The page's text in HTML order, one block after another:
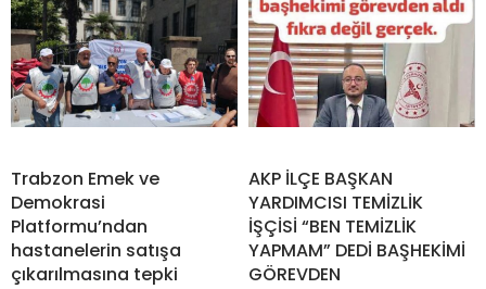
Trabzon Emek ve
Demokrasi
Platformu’ndan
hastanelerin satışa
çıkarılmasına tepki
AKP İLÇE BAŞKAN
YARDIMCISI TEMİZLİK
İŞÇİSİ “BEN TEMİZLİK
YAPMAM” DEDİ BAŞHEKİMİ
GÖREVDEN